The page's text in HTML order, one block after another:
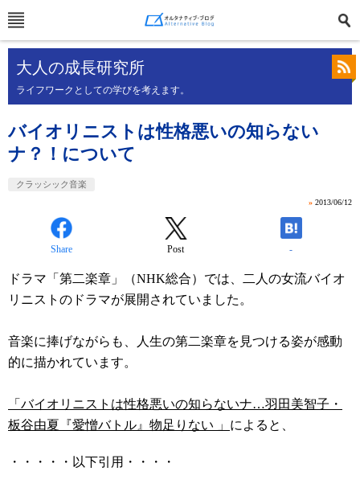
大人の成長研究所
ライフワークとしての学びを考えます。
バイオリニストは性格悪いの知らない
ナ？！について
クラッシック音楽
» 2013/06/12
Share Post -
ドラマ「第二楽章」（NHK総合）では、二人の女流バイオ
リニストのドラマが展開されていました。
音楽に捧げながらも、人生の第二楽章を見つける姿が感動
的に描かれています。
「バイオリニストは性格悪いの知らないナ…羽田美智子・
板谷由夏『愛憎バトル』物足りない 」 によると、
・・・・・以下引用・・・・